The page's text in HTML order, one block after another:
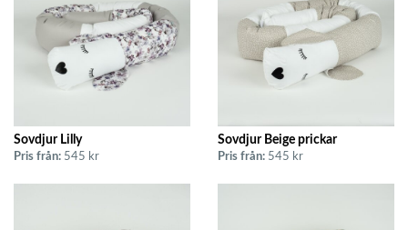
Sovdjur Lilly
Pris från: 545 kr
Sovdjur Beige prickar
Pris från: 545 kr